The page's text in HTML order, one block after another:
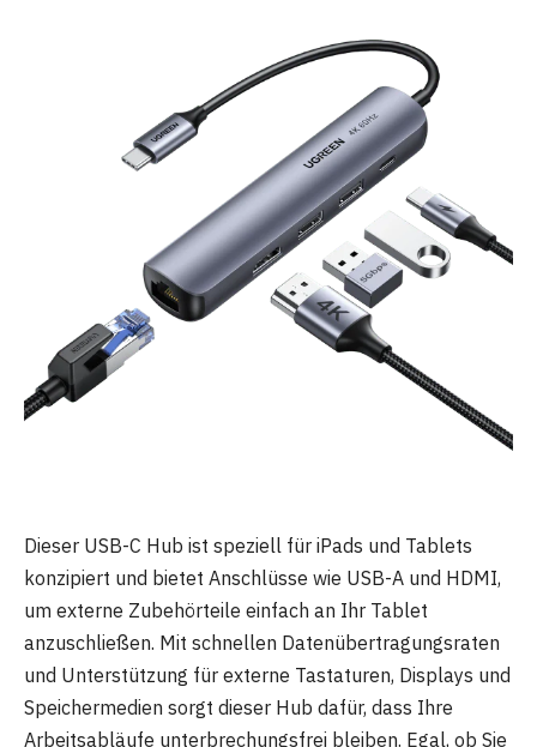
Dieser USB-C Hub ist speziell für iPads und Tablets
konzipiert und bietet Anschlüsse wie USB-A und HDMI,
um externe Zubehörteile einfach an Ihr Tablet
anzuschließen. Mit schnellen Datenübertragungsraten
und Unterstützung für externe Tastaturen, Displays und
Speichermedien sorgt dieser Hub dafür, dass Ihre
Arbeitsabläufe unterbrechungsfrei bleiben. Egal, ob Sie